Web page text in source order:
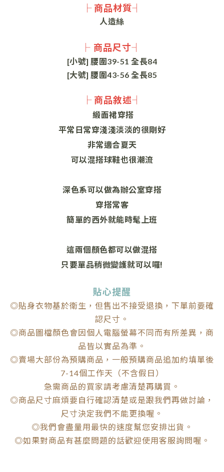
├ 商品材質┤
人造絲
├ 商品尺寸┤
[小號] 腰圍39-51 全長84
[大號] 腰圍43-56 全長85
├ 商品敘述┤
緞面裙穿搭
平常日常穿淺淺淡淡的很剛好
非常適合夏天
可以混搭球鞋也很潮流
深色系可以做為辦公室穿搭
穿搭常客
簡單的西外就能時髦上班
這兩個顏色都可以做混搭
只要單品稍微變護就可以囉!
貼心提醒
◎貼身衣物基於衛生，但售出不接受退換，下單前要確
認尺寸。
◎商品圖檔顏色會因個人電腦螢幕不同而有所差異，商
品皆以實品為準。
◎賣場大部份為預購商品，一般預購商品追加約填單後
7-14個工作天（不含假日）
急需商品的買家請考慮清楚再購買。
◎商品尺寸麻煩要自行確認清楚或是跟我們再做討論，
尺寸決定我們不能更換喔。
◎我們會盡量用最快的速度幫您安排出貨。
◎如果對商品有甚麼問題的話歡迎使用客服詢問喔。